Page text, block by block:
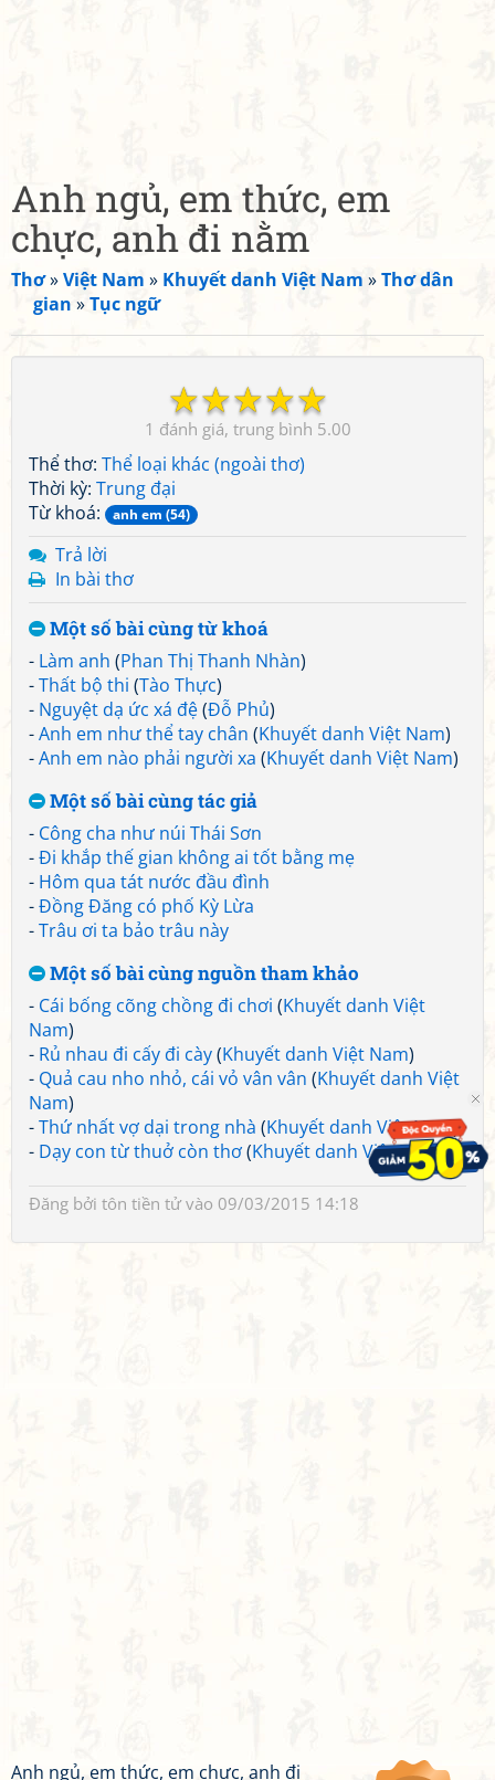
Anh ngủ, em thức, em
chực, anh đi nằm
Thơ»Việt Nam » Khuyết danh Việt Nam »Thơ dân
gian »Tục ngữ
☆
☆
☆
☆
☆
1 5.00
Thể thơ: Thể loại khác (ngoài thơ)
Thời kỳ: Trung đại
Từ khoá:
anh em (54)
Trả lời
In bài thơ
Một số bài cùng từ khoá
- Làm anh (Phan Thị Thanh Nhàn)
-Thất bộ thi (Tào Thực)
- Nguyệt dạ ức xá đệ(Đỗ Phủ)
-Anh em như thể tay chân (Khuyết danh Việt Nam)
-Anh em nào phải người xa (Khuyết danh Việt Nam)
Một số bài cùng tác giả
- Công cha như núi Thái Sơn
-Đi khắp thế gian không ai tốt bằng mẹ
- Hôm qua tát nước đầu đình
-Đồng Đăng có phố Kỳ Lừa
-Trâu ơi ta bảo trâu này
Một số bài cùng nguồn tham khảo
- Cái bống cõng chồng đi chơi (Khuyết danh Việt
Nam)
- Rủ nhau đi cấy đi cày(Khuyết danh Việt Nam)
- Quả cau nho nhỏ, cái vỏ vân vân (Khuyết danh Việt
Nam)
-Thứ nhất vợ dại trong nhà (Khuyết danh Việt Nam)
- Dạy con từ thuở còn thơ(Khuyết danh Việt Nam)
Đăng bởi tôn tiền tửvào 09/03/2015 14:18
Anh ngủ, em thức, em chực, anh đi